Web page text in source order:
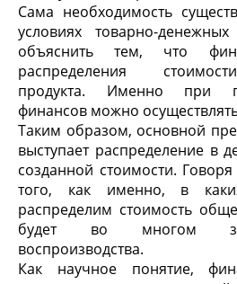
Сама необходимость
условиях товарно-
объяснить тем, что
распределения
продукта. Именно при
финансов можно
Таким образом, основной
выступает распределение в
созданной стоимости.
того, как именно, в
распределим стоимость
будет во многом
воспроизводства.
Как научное понятие,